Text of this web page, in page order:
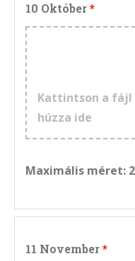
10 Október
Kattintson a fájl
húzza ide
Maximális méret:
11 November